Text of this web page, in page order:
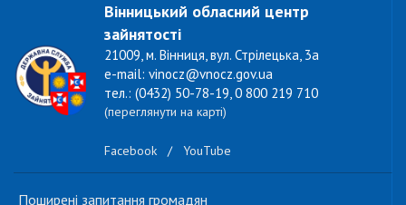
Вінницький обласний центр
зайнятості
21009, м. Вінниця, вул. Стрілецька, 3а
e-mail: vinocz@vnocz.gov.ua
тел.: (0432) 50-78-19, 0 800 219 710
(переглянути на карті)
Facebook / YouTube
Поширені запитання громадян